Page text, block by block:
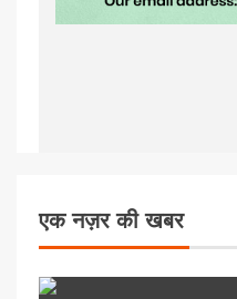
एक नज़र की खबर